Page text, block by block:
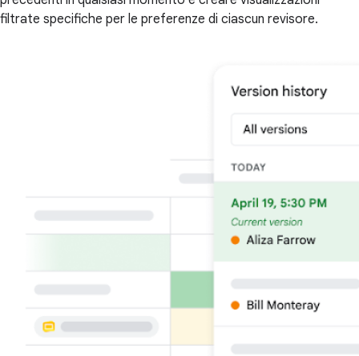
filtrate specifiche per le preferenze di ciascun revisore.